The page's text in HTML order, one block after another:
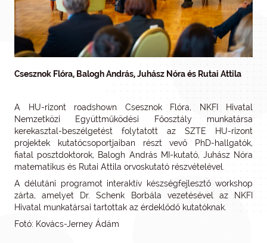
Csesznok Flóra, Balogh András, Juhász Nóra és Rutai Attila
A HU-rizont roadshown Csesznok Flóra, NKFI Hivatal
Nemzetközi Együttműködési Főosztály munkatársa
kerekasztal-beszélgetést folytatott az SZTE HU-rizont
projektek kutatócsoportjaiban részt vevő PhD-hallgatók,
fiatal posztdoktorok, Balogh András MI-kutató, Juhász Nóra
matematikus és Rutai Attila orvoskutató részvételével.
A délutáni programot interaktív készségfejlesztő workshop
zárta, amelyet Dr. Schenk Borbála vezetésével az NKFI
Hivatal munkatársai tartottak az érdeklődő kutatóknak.
Fotó: Kovács-Jerney Ádám